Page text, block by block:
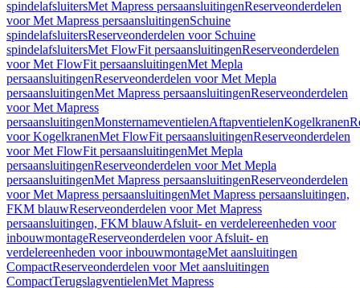
spindelafsluitersMet Mapress persaansluitingenReserveonderdelen
voor Met Mapress persaansluitingenSchuine
spindelafsluitersReserveonderdelen voor Schuine
spindelafsluitersMet FlowFit persaansluitingenReserveonderdelen
voor Met FlowFit persaansluitingenMet Mepla
persaansluitingenReserveonderdelen voor Met Mepla
persaansluitingenMet Mapress persaansluitingenReserveonderdelen
voor Met Mapress
persaansluitingenMonsternameventielenAftapventielenKogelkranen
voor KogelkranenMet FlowFit persaansluitingenReserveonderdelen
voor Met FlowFit persaansluitingenMet Mepla
persaansluitingenReserveonderdelen voor Met Mepla
persaansluitingenMet Mapress persaansluitingenReserveonderdelen
voor Met Mapress persaansluitingenMet Mapress persaansluitingen,
FKM blauwReserveonderdelen voor Met Mapress
persaansluitingen, FKM blauwAfsluit- en verdelereenheden voor
inbouwmontageReserveonderdelen voor Afsluit- en
verdelereenheden voor inbouwmontageMet aansluitingen
CompactReserveonderdelen voor Met aansluitingen
CompactTerugslagventielenMet Mapress